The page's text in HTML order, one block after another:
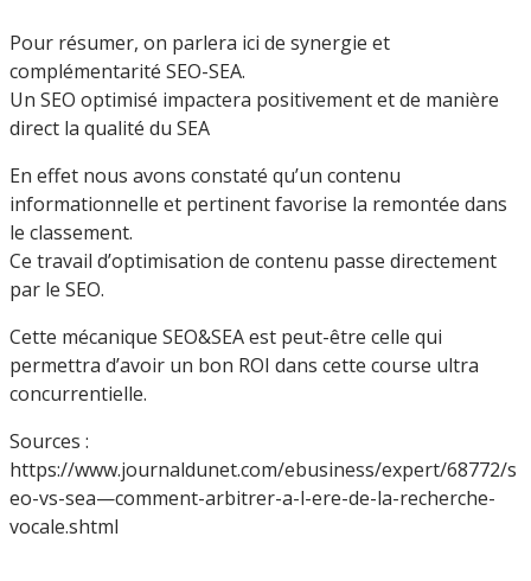
Pour résumer, on parlera ici de synergie et
complémentarité SEO-SEA.
Un SEO optimisé impactera positivement et de manière
direct la qualité du SEA
En effet nous avons constaté qu’un contenu
informationnelle et pertinent favorise la remontée dans
le classement.
Ce travail d’optimisation de contenu passe directement
par le SEO.
Cette mécanique SEO&SEA est peut-être celle qui
permettra d’avoir un bon ROI dans cette course ultra
concurrentielle.
Sources :
https://www.journaldunet.com/ebusiness/expert/68772/s
eo-vs-sea—comment-arbitrer-a-l-ere-de-la-recherche-
vocale.shtml